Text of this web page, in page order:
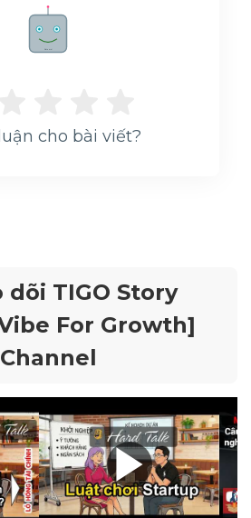
Rate me!
cho bài viết?
dõi TIGO Story
For Growth]
Channel